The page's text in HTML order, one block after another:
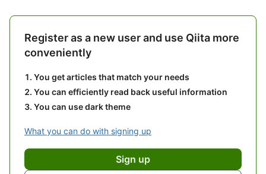
Register as a new user and use Qiita more
conveniently
You get articles that match your needs
You can efficiently read back useful information
You can use dark theme
What you can do with signing up
Sign up